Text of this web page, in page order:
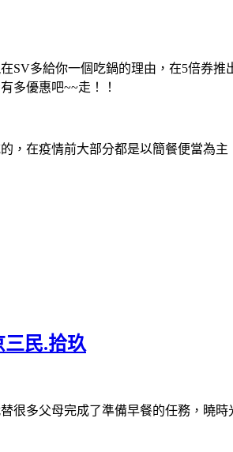
多給你一個吃鍋的理由，在5倍券
多優惠吧~~走！！
，在疫情前大部分都是以簡餐便當為
三民.拾玖
很多父母完成了準備早餐的任務，曉